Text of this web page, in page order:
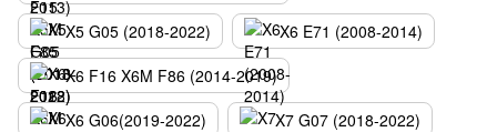
X5 G05 (2018-2022)
X6 E71 (2008-2014)
X6 F16 X6M F86 (2014-2019)
X6 G06(2019-2022)
X7 G07 (2018-2022)